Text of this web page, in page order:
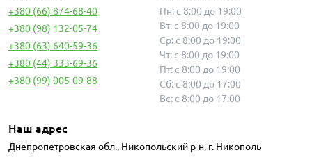
+380 (66) 874-68-40
+380 (98) 132-05-74
+380 (63) 640-59-36
+380 (44) 333-69-36
+380 (99) 005-09-88
Пн: с 8:00 до 19:00
Вт: с 8:00 до 19:00
Ср: с 8:00 до 19:00
Чт: с 8:00 до 19:00
Пт: с 8:00 до 19:00
Сб: с 8:00 до 17:00
Вс: с 8:00 до 17:00
Наш адрес
Днепропетровская обл., Никопольский р-н, г. Никополь